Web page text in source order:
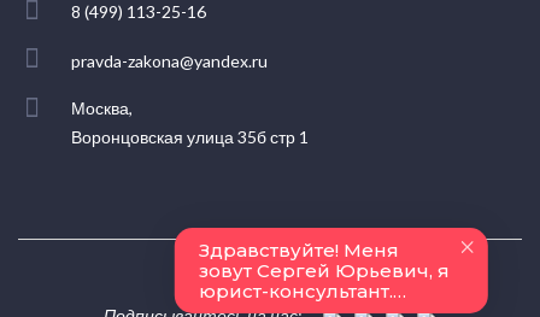
8 (499) 113-25-16
pravda-zakona@yandex.ru
Москва,
Воронцовская улица 35б стр 1